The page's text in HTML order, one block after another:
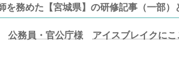
を務めた【宮城県】の研修記事（一部）
公務員・官公庁様 アイスブレイクに